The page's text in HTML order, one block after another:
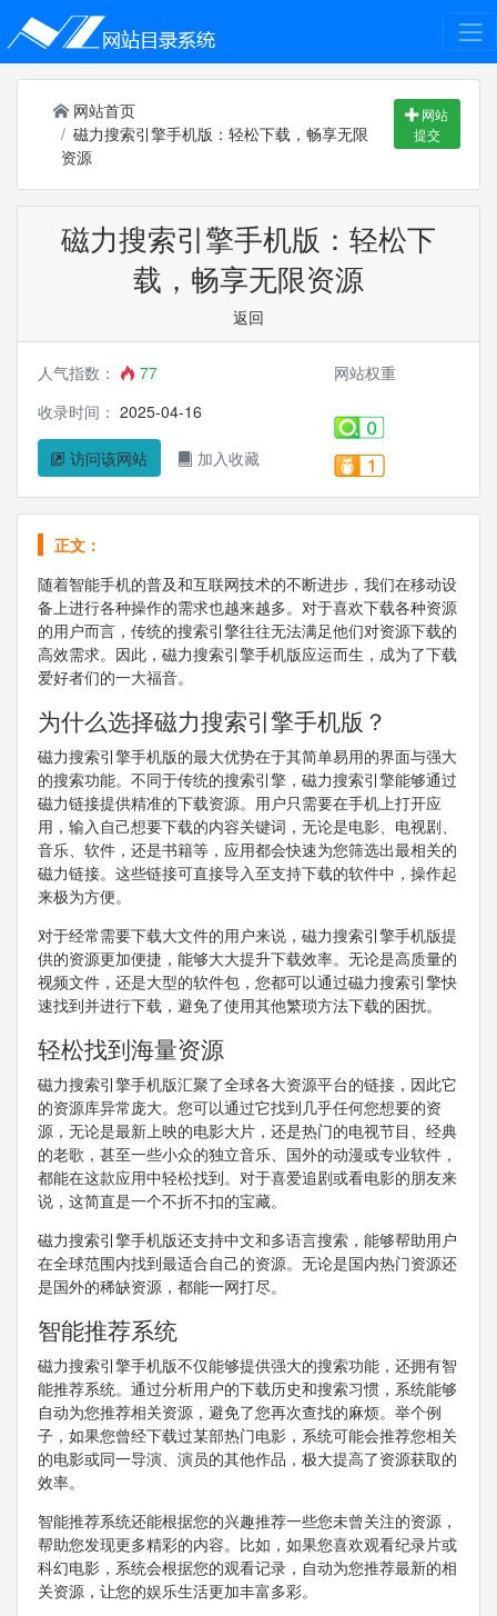
网站首页
磁力搜索引擎手机版：轻松下载，畅享无限
资源
网站
提交
磁力搜索引擎手机版：轻松下
载，畅享无限资源
返回
人气指数：
77
收录时间： 2025-04-16
访问该网站 加入收藏
网站权重
正文：
随着智能手机的普及和互联网技术的不断进步，我们在移动设
备上进行各种操作的需求也越来越多。对于喜欢下载各种资源
的用户而言，传统的搜索引擎往往无法满足他们对资源下载的
高效需求。因此，磁力搜索引擎手机版应运而生，成为了下载
爱好者们的一大福音。
为什么选择磁力搜索引擎手机版？
磁力搜索引擎手机版的最大优势在于其简单易用的界面与强大
的搜索功能。不同于传统的搜索引擎，磁力搜索引擎能够通过
磁力链接提供精准的下载资源。用户只需要在手机上打开应
用，输入自己想要下载的内容关键词，无论是电影、电视剧、
音乐、软件，还是书籍等，应用都会快速为您筛选出最相关的
磁力链接。这些链接可直接导入至支持下载的软件中，操作起
来极为方便。
对于经常需要下载大文件的用户来说，磁力搜索引擎手机版提
供的资源更加便捷，能够大大提升下载效率。无论是高质量的
视频文件，还是大型的软件包，您都可以通过磁力搜索引擎快
速找到并进行下载，避免了使用其他繁琐方法下载的困扰。
轻松找到海量资源
磁力搜索引擎手机版汇聚了全球各大资源平台的链接，因此它
的资源库异常庞大。您可以通过它找到几乎任何您想要的资
源，无论是最新上映的电影大片，还是热门的电视节目、经典
的老歌，甚至一些小众的独立音乐、国外的动漫或专业软件，
都能在这款应用中轻松找到。对于喜爱追剧或看电影的朋友来
说，这简直是一个不折不扣的宝藏。
磁力搜索引擎手机版还支持中文和多语言搜索，能够帮助用户
在全球范围内找到最适合自己的资源。无论是国内热门资源还
是国外的稀缺资源，都能一网打尽。
智能推荐系统
磁力搜索引擎手机版不仅能够提供强大的搜索功能，还拥有智
能推荐系统。通过分析用户的下载历史和搜索习惯，系统能够
自动为您推荐相关资源，避免了您再次查找的麻烦。举个例
子，如果您曾经下载过某部热门电影，系统可能会推荐您相关
的电影或同一导演、演员的其他作品，极大提高了资源获取的
效率。
智能推荐系统还能根据您的兴趣推荐一些您未曾关注的资源，
帮助您发现更多精彩的内容。比如，如果您喜欢观看纪录片或
科幻电影，系统会根据您的观看记录，自动为您推荐最新的相
关资源，让您的娱乐生活更加丰富多彩。